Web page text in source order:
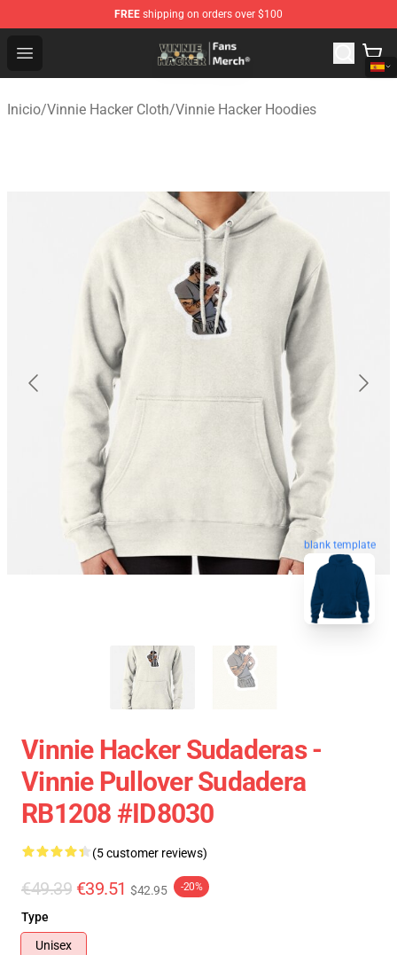
FREE shipping on orders over $100
Open menu
Vinnie Hacker Store - Official Vinnie Hacker Merchandise
Inicio/Vinnie Hacker Cloth/Vinnie Hacker Hoodies
blank template
Vinnie Hacker Sudaderas -
Vinnie Pullover Sudadera
RB1208 #ID8030
(5 customer reviews)
€49.39 €39.51 $42.95 -20%
Type
Unisex